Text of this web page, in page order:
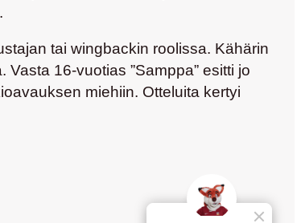
tai wingbackin roolissa. Kähärin
16-vuotias ”Samppa” esitti jo
miehiin. Otteluita kertyi